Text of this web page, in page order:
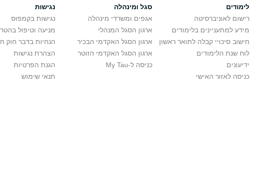
לימודים
רישום לאוניברסיטה
מידע למתעניינים בלימודים
חישוב סיכויי קבלה לתואר ראשון
לוח שנת הלימודים
ידיעונים
כניסה לאזור האישי
סגל ומינהלה
אגפים ומשרדי מינהלה
ארגון הסגל המנהלי
ארגון הסגל האקדמי הבכיר
ארגון הסגל האקדמי הזוטר
כניסה ל-My Tau
נגישות
נגישות בקמפוס
מניעה וטיפול
הנחיות בדבר חוק
הצהרת נגישות
הגנת הפרטיות
תנאי שימוש